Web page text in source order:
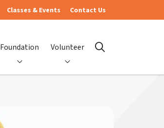
Classes & Events Contact Us
Foundation Volunteer search